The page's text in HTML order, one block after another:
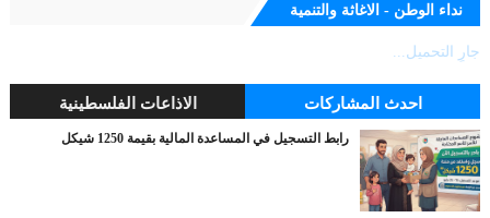
نداء الوطن - الاغاثة والتنمية
جارٍ التحميل...
احدث المشاركات الاذاعات الفلسطينية
رابط التسجيل في المساعدة المالية بقيمة 1250 شيكل